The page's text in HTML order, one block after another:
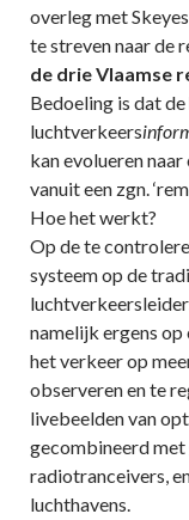
overleg met
te streven naar de
de drie Vlaamse
Bedoeling is dat
luchtverkeers
kan evolueren
vanuit een zgn.
Hoe het werkt?
Op de te
systeem op de
namelijk ergens
het verkeer op
observeren en te
livebeelden van
gecombineerd met
radiotranceivers,
luchthavens.